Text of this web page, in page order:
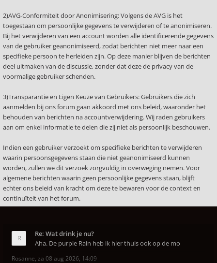
2)AVG-Conformiteit door Anonimisering: Volgens de AVG is het
toegestaan om persoonlijke gegevens te verwijderen of te anonimiseren.
Bij het verwijderen van een account worden alle identificerende gegevens
van de gebruiker geanonimiseerd, zodat berichten niet meer naar een
specifieke persoon te herleiden zijn. Op deze manier blijven de berichten
deel uitmaken van de discussie, zonder dat deze de privacy van de
voormalige gebruiker schenden.
3)Transparantie en Eigen Keuze van Gebruikers: Gebruikers die zich
aanmelden bij ons forum gaan akkoord met ons beleid, waaronder het
behouden van berichten na accountverwijdering. Wij raden gebruikers
aan om enkel informatie te delen die zij niet als persoonlijk beschouwen.
Indien een gebruiker verzoekt om specifieke berichten te verwijderen
waarin persoonsgegevens staan die niet geanonimiseerd kunnen
worden, zullen we dit verzoek zorgvuldig in overweging nemen. Voor
algemene berichten waarin geen persoonlijke gegevens staan, blijft
echter ons beleid van kracht om deze te bewaren voor de context en
continuïteit van het forum.
Re: Wat drink je nu?
Aha. De purple Rain heb ik hier thuis ook op de mo
Rosanne, za 08 aug 2026, 14:09